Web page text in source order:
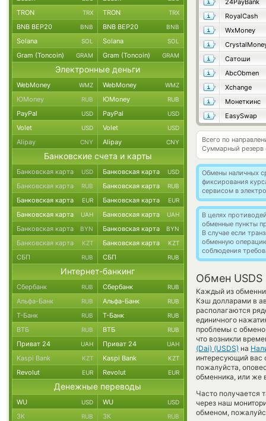
24PayBank
RoyalCash
WxMoney
Сатоши
AbcObmen
Xchange
Монеткинс
EasySwap
Всего по
Суммарный резерв
Обмены наличных
фиксирования
сервисом в
В целях
обменные пункты
В случае если
обменную
соблюдения
Обмен USDS
Каждый из
Кэш долларами в
располагаются
единичного
проблемы с
что возникли
(Dai) (USDS) на
интересующий вас
пожалуйста,
обменника, или же
Часто получается
через наш
обменом,
TRON TRX TRON TRX
BNB BEP20 BNB BNB BEP20 BNB
Solana SOL Solana SOL
Gram (Toncoin) GRAM Gram (Toncoin) GRAM
Электронные деньги
WebMoney WMZ WebMoney WMZ
ЮMoney RUB ЮMoney RUB
PayPal USD PayPal USD
Volet USD Volet USD
Alipay CNY Alipay CNY
Банковские счета и карты
Банковская карта USD Банковская карта USD
Банковская карта RUB Банковская карта RUB
Банковская карта EUR Банковская карта EUR
Банковская карта UAH Банковская карта UAH
Банковская карта BYN Банковская карта BYN
Банковская карта KZT Банковская карта KZT
СБП RUB СБП RUB
Интернет-банкинг
Сбербанк RUB Сбербанк RUB
Альфа-Банк RUB Альфа-Банк RUB
Т-Банк RUB Т-Банк RUB
ВТБ RUB ВТБ RUB
Приват 24 UAH Приват 24 UAH
Kaspi Bank KZT Kaspi Bank KZT
Revolut EUR Revolut EUR
Денежные переводы
WU USD WU USD
ЗК RUB ЗК RUB